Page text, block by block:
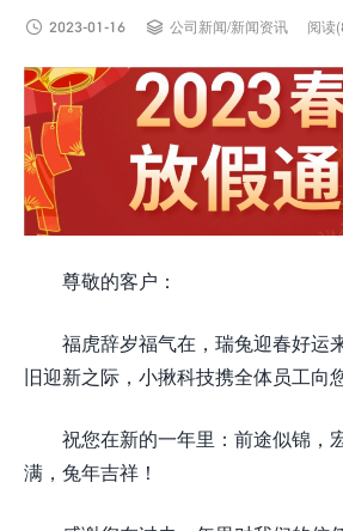
 2023-01-16  公司新闻/新闻资讯 阅读
尊敬的客户：
福虎辞岁福气在，瑞兔迎春好运
旧迎新之际，小揪科技携全体员工向
祝您在新的一年里：前途似锦，
满，兔年吉祥！